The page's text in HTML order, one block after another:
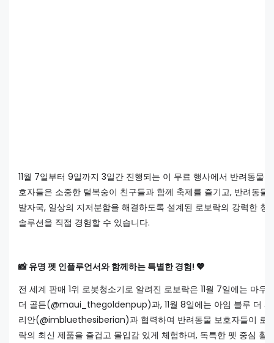
11월 7일부터 9일까지 3일간 진행되는 이 무료 행사에서 반려동물
호자들은 소중한 털복숭이 친구들과 함께 축제를 즐기고, 반려동물
발자국, 일상의 지저분함을 해결하도록 설계된 로보락의 강력한 청
솔루션을 직접 경험할 수 있습니다.
📸 유명 펫 인플루언서와 함께하는 특별한 경험! 💖
전 세계 판매 1위 로봇청소기로 알려진 로보락은 11월 7일에는 마우
더 골든(@maui_thegoldenpup)과, 11월 8일에는 아임 블루 더
리안(@imbluethesiberian)과 협력하여 반려동물 보호자들이 로
락의 최신 제품을 즐겁고 몰입감 있게 체험하며, 독특한 펫 중심 활